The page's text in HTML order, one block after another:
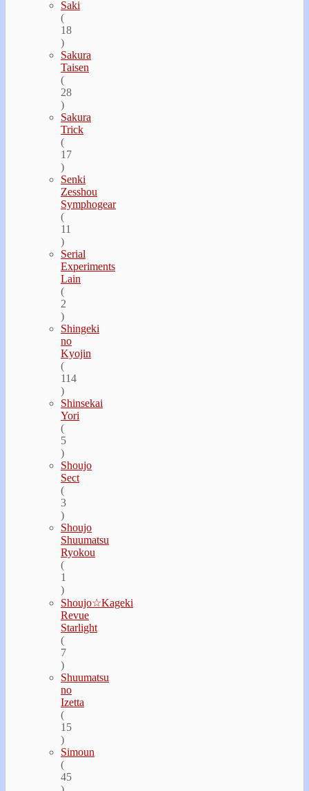
Saki
(
18
)
Sakura
Taisen
(
28
)
Sakura
Trick
(
17
)
Senki
Zesshou
Symphogear
(
11
)
Serial
Experiments
Lain
(
2
)
Shingeki
no
Kyojin
(
114
)
Shinsekai
Yori
(
5
)
Shoujo
Sect
(
3
)
Shoujo
Shuumatsu
Ryokou
(
1
)
Shoujo☆Kageki
Revue
Starlight
(
7
)
Shuumatsu
no
Izetta
(
15
)
Simoun
(
45